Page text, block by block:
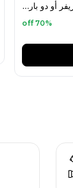
ديون سميث ناو & فوريفر أو دو بارفان 100 مل للرجال
70% off